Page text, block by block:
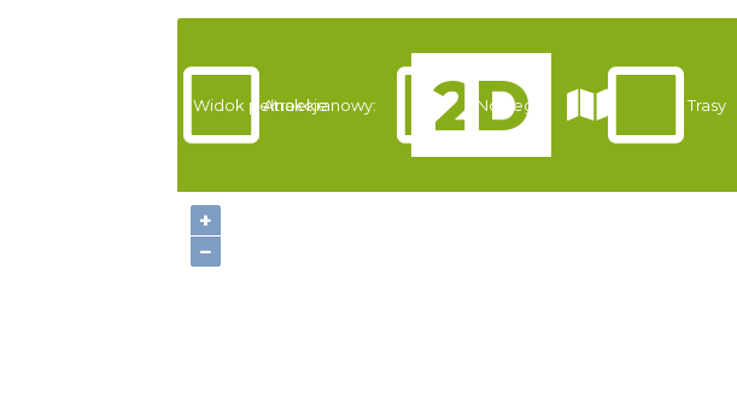
+
−
Widok pełnoekranowy:
Atrakcje Noclegi Trasy